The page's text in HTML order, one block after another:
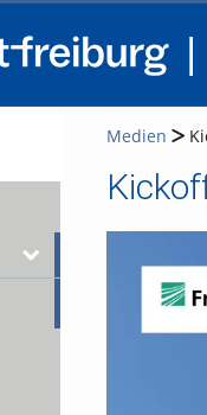
Medien